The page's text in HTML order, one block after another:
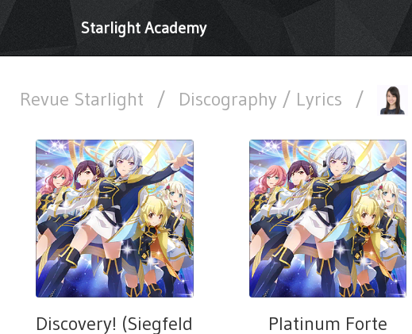
Starlight Academy
Revue Starlight / Discography / Lyrics /
Discovery! (Siegfeld
Platinum Forte